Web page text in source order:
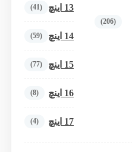
(206)
13 اینچ (41)
14 اینچ (59)
15 اینچ (77)
16 اینچ (8)
17 اینچ (4)